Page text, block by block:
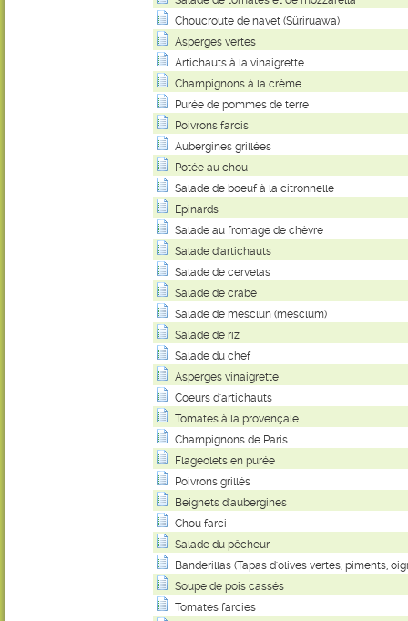
Choucroute de navet (Süriruawa)
Asperges vertes
Artichauts à la vinaigrette
Champignons à la crème
Purée de pommes de terre
Poivrons farcis
Aubergines grillées
Potée au chou
Salade de boeuf à la citronnelle
Epinards
Salade au fromage de chèvre
Salade d'artichauts
Salade de cervelas
Salade de crabe
Salade de mesclun (mesclum)
Salade de riz
Salade du chef
Asperges vinaigrette
Coeurs d'artichauts
Tomates à la provençale
Champignons de Paris
Flageolets en purée
Poivrons grillés
Beignets d'aubergines
Chou farci
Salade du pêcheur
Banderillas (Tapas d'olives vertes, piments,
Soupe de pois cassés
Tomates farcies